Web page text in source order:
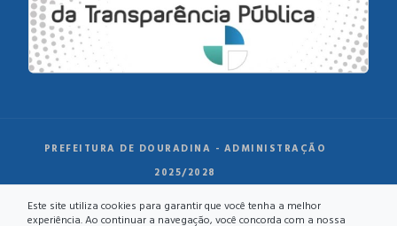
PREFEITURA DE DOURADINA - ADMINISTRAÇÃO
2025/2028
Este site utiliza cookies para garantir que você tenha a melhor
experiência. Ao continuar a navegação, você concorda com a nossa